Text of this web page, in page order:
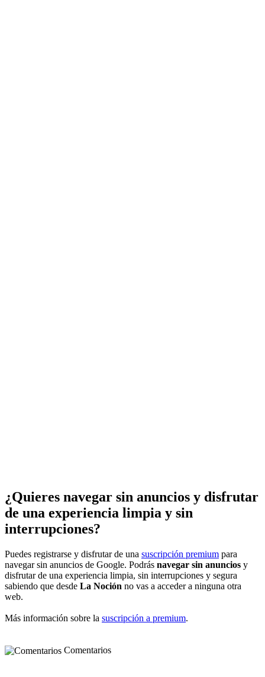
¿Quieres navegar sin anuncios y disfrutar
de una experiencia limpia y sin
interrupciones?
Puedes registrarse y disfrutar de una suscripción premium para
navegar sin anuncios de Google. Podrás navegar sin anuncios y
disfrutar de una experiencia limpia, sin interrupciones y segura
sabiendo que desde La Noción no vas a acceder a ninguna otra
web.
Más información sobre la suscripción a premium.
Comentarios